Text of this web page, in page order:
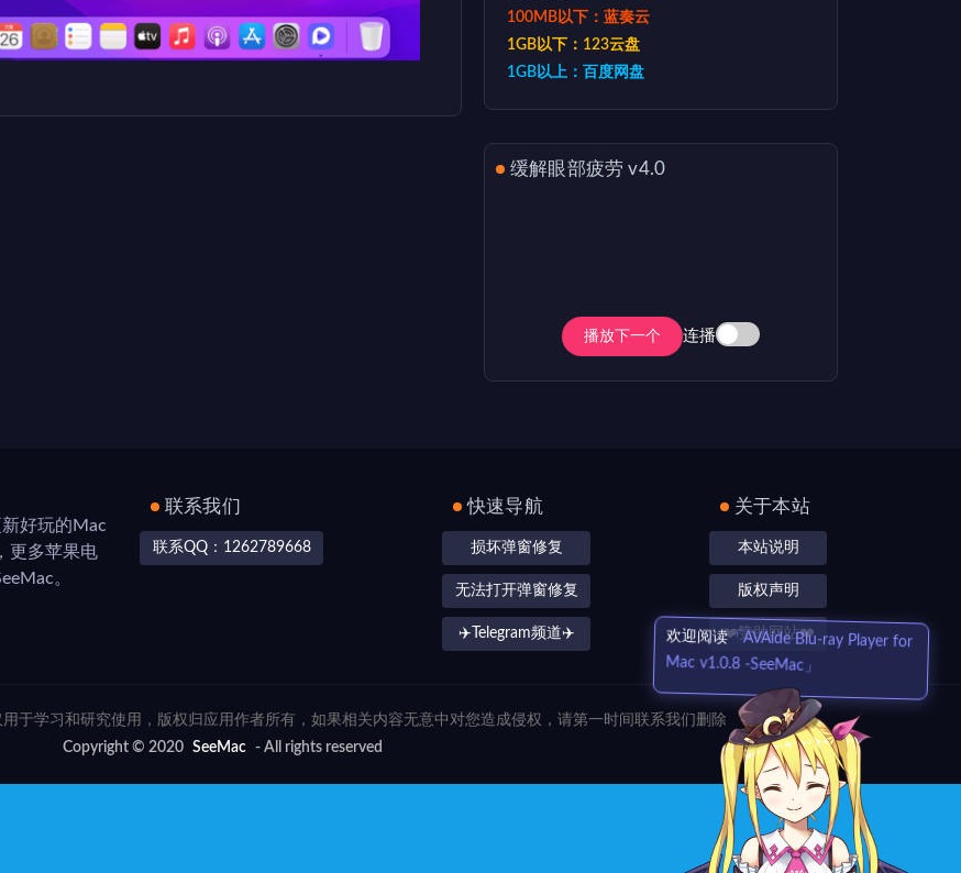
100MB以下：蓝奏云
1GB以下：123云盘
1GB以上：百度网盘
缓解眼部疲劳 v4.0
播放下一个 连播
好玩的Mac
更多苹果电
。
联系我们
联系QQ：1262789668
快速导航
损坏弹窗修复
无法打开弹窗修复
✈️Telegram频道✈️
关于本站
本站说明
版权声明
❤️赞助网站❤️
于学习和研究使用，版权归应用作者所有，如果相关内容无意中对您造成侵权，请第一时间联系我们删除
Copyright © 2020 SeeMac - All rights reserved
欢迎阅读「AVAide Blu-ray Player for
Mac v1.0.8 -SeeMac」